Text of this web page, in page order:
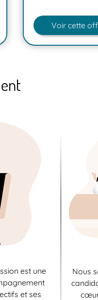
Voir cette
est une
et ses
Nous